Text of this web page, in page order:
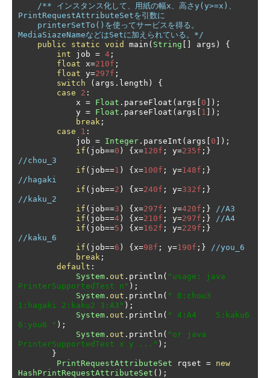
/** インスタンス化して、用紙の幅x、高さy(y>=x)、
PrintRequestAttributeSetを引数に
MediaSiazeNameなどはSetに加えられている。*/
public
static void main ( String [] args )
{
int job = 4 ;
float x=210f ;
float y=297f ;
switch
( args . length )
{
case
2 :
            x
= Float . parseFloat ( args [ 0 ]);
            y
= Float . parseFloat ( args [ 1 ]);
break ;
case
1 :
            job
= Integer . parseInt ( args [ 0 ]);
if ( job==0 ) {x=120f ; y=235f ;}
//chou_3
if ( job==1 ) {x=100f ; y=148f ;}
//hagaki
if ( job==2 ) {x=240f ; y=332f ;}
//kaku_2
if ( job==3 ) {x=297f ; y=420f ;}
//A3
if ( job==4) {x=210f ; y=297f ;}
//A4
if ( job==5 ) {x=162f ; y=229f ;}
//kaku_6
if ( job==6 ) {x=98f ; y=190f ;}
//you_6
break ;
default :
System . out . println ( "usage: java
PrinterSupportedTest n" );
System . out . println ( " 0:chou3
1:hagaki 2:kaku2 3:A3" );
System . out . println ( " 4:A4    5:kaku6
6:you6 " );
System . out . println ( "or java
PrinterSupportedTest x y ..." );
}
PrintRequestAttributeSet rqset = new
HashPrintRequestAttributeSet ();